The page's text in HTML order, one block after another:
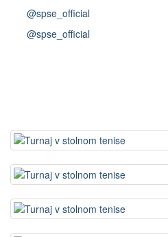
@spse_official
@spse_official